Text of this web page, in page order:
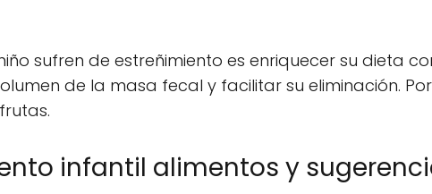
sufren de estreñimiento es enriquecer su dieta
de la masa fecal y facilitar su eliminación.
infantil alimentos y